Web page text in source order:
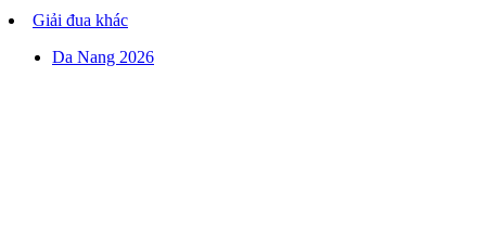
Giải đua khác
Da Nang 2026